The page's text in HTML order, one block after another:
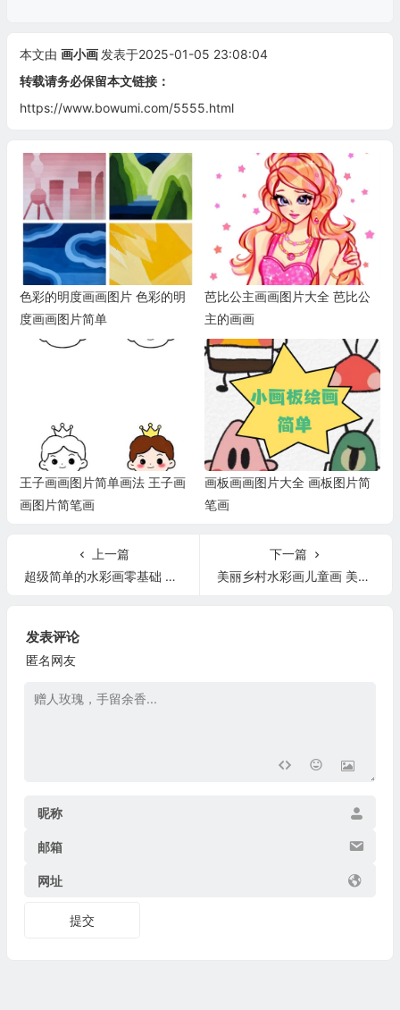
本文由 画小画 发表于2025-01-05 23:08:04
转载请务必保留本文链接：
https://www.bowumi.com/5555.html
色彩的明度画画图片 色彩的明
度画画图片简单
芭比公主画画图片大全 芭比公
主的画画
王子画画图片简单画法 王子画
画图片简笔画
画板画画图片大全 画板图片简
笔画
上一篇
超级简单的水彩画零基础 超级简单水彩画画初学者
下一篇
美丽乡村水彩画儿童画 美丽乡村水彩画简单
发表评论
匿名网友
昵称
邮箱
网址
提交